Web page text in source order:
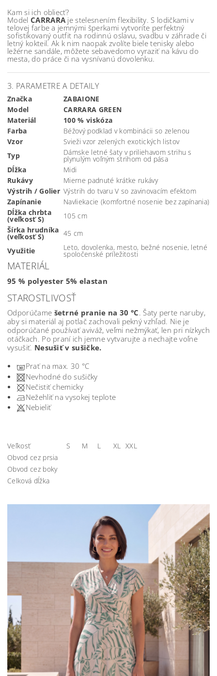
Kam si ich obliecť?
Model CARRARAje stelesnením flexibility. S lodičkami v
telovej farbe a jemnými šperkami vytvoríte perfektný
sofistikovaný outfit na rodinnú oslavu, svadbu v záhrade či
letný kokteil. Ak k nim naopak zvolíte biele tenisky alebo
ležérne sandále, môžete sebavedomo vyraziť na kávu do
mesta, do práce či na vysnívanú dovolenku.
3. PARAMETRE A DETAILY
Značka
ZABAIONE
Model
CARRARA GREEN
Materiál
100 % viskóza
Farba
Béžový podklad v kombinácii so zelenou
Vzor
Svieži vzor zelených exotických listov
Typ
Dámske letné šaty v priliehavom strihu s
plynulým voľným strihom od pása
Dĺžka
Midi
Rukávy
Mierne padnuté krátke rukávy
Výstrih / Golier Výstrih do tvaru V so zavinovacím efektom
Zapínanie
Navliekacie (komfortné nosenie bez zapínania)
Dĺžka chrbta
(veľkosť S)
105 cm
Šírka hrudníka
(veľkosť S)
45 cm
Využitie
Leto, dovolenka, mesto, bežné nosenie, letné
spoločenské príležitosti
MATERIÁL
95 % polyester 5% elastan
STAROSTLIVOSŤ
Odporúčame šetrné pranie na 30 °C. Šaty perte naruby,
aby si materiál aj potlač zachovali pekný vzhľad. Nie je
odporúčané používať aviváž, veľmi nežmýkať, len pri nízkych
otáčkach. Po praní ich jemne vytvarujte a nechajte voľne
vysušiť. Nesušiť v sušičke.
Prať na max. 30 °C
Nevhodné do sušičky
Nečistiť chemicky
Nežehliť na vysokej teplote
Nebieliť
Veľkosť S M L XL XXL
Obvod cez prsia
Obvod cez boky
Celková dĺžka